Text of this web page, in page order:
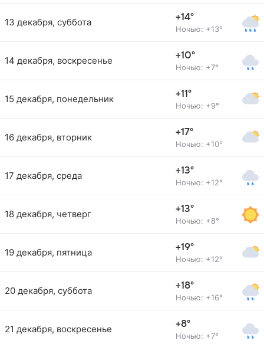
13 декабря, суббота +14°
Ночью: +13°
14 декабря, воскресенье +10°
Ночью: +7°
15 декабря, понедельник +11°
Ночью: +9°
16 декабря, вторник +17°
Ночью: +10°
17 декабря, среда +13°
Ночью: +12°
18 декабря, четверг +13°
Ночью: +8°
19 декабря, пятница +19°
Ночью: +12°
20 декабря, суббота +18°
Ночью: +16°
21 декабря, воскресенье +8°
Ночью: +7°